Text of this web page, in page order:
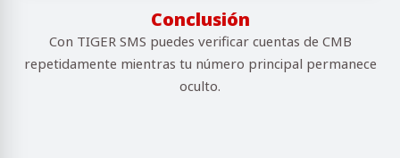
Conclusión
Con TIGER SMS puedes verificar cuentas de CMB
repetidamente mientras tu número principal permanece
oculto.